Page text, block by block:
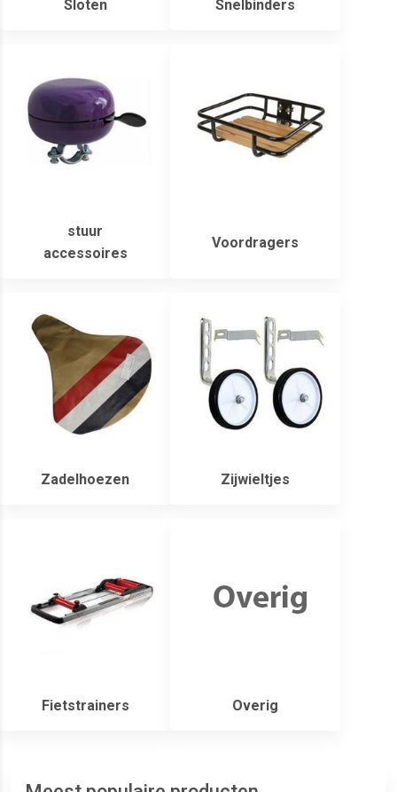
Sloten Snelbinders
stuur
accessoires
Voordragers
Zadelhoezen Zijwieltjes
Fietstrainers Overig